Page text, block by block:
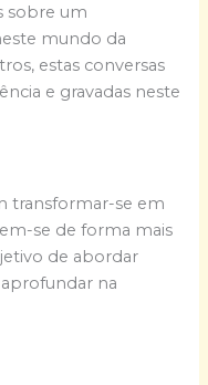
sobre um
mundo da
estas conversas
e gravadas neste
transformar-se em
se de forma mais
de abordar
na